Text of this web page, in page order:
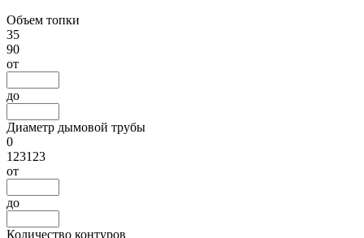
Объем топки
35
90
от
до
Диаметр дымовой трубы
0
123123
от
до
Количество контуров